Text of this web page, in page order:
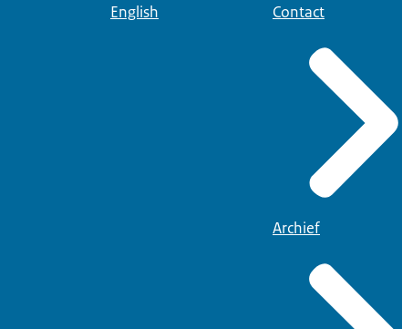
English Contact
Archief